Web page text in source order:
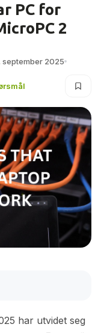
PC for
2
september 2025
har utvidet seg